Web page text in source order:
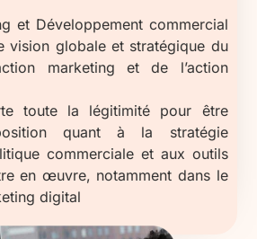
et Développement commercial
vision globale et stratégique du
marketing et de l’action
toute la légitimité pour être
quant à la stratégie
commerciale et aux outils
en œuvre, notamment dans le
digital